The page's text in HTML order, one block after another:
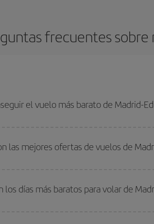
frecuentes
el vuelo más barato de Madrid-
de ida y vuelta.
las mejores ofertas de vuelos de
escolares son temporada alta. Además,
los días más baratos para volar de